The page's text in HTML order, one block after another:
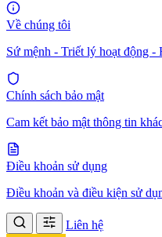
Về chúng tôi
Sứ mệnh - Triết lý hoạt động -
Chính sách bảo mật
Cam kết bảo mật thông tin
Điều khoản sử dụng
Điều khoản và điều kiện sử
Liên hệ